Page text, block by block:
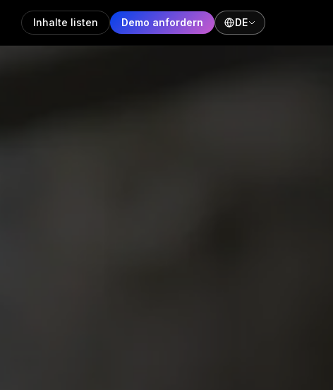
Inhalte listen Demo anfordern DE